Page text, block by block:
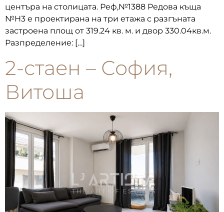
центъра на столицата. Реф,№1388 Редова къща
№Н3 е проектирана на три етажа с разгъната
застроена площ от 319.24 кв. м. и двор 330.04кв.м.
Разпределение: […]
2-стаен – София,
Витоша